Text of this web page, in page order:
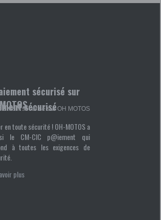
sécurisé
en toute sécurité ! OH-MOTOS a
le CM-CIC p@iement qui
à toutes les exigences de
plus